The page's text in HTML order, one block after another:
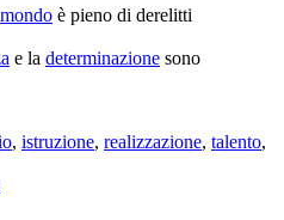
mondo è pieno di derelitti
e la determinazione sono
, istruzione, realizzazione, talento,